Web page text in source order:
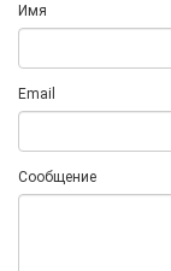
Имя
Email
Сообщение